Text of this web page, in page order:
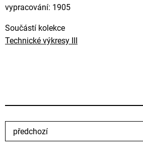
vypracování: 1905
Součástí kolekce
Technické výkresy III
předchozí